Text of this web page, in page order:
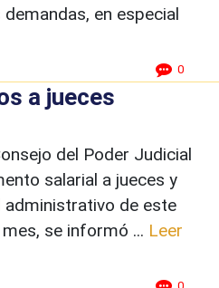
en especial
0
a jueces
del Poder Judicial
salarial a jueces y
de este
se informó ... Leer